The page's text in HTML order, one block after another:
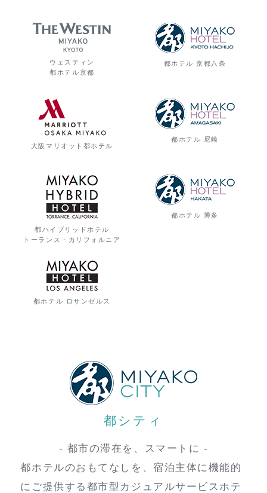
ウェスティン
都ホテル京都
大阪マリオット都ホテル
都ハイブリッドホテル
トーランス・カリフォルニア
都ホテル ロサンゼルス
都ホテル 京都八条
都ホテル 尼崎
都ホテル 博多
都シティ
- 都市の滞在を、スマートに -
都ホテルのおもてなしを、宿泊主体に機能的
にご提供する都市型カジュアルサービスホテ